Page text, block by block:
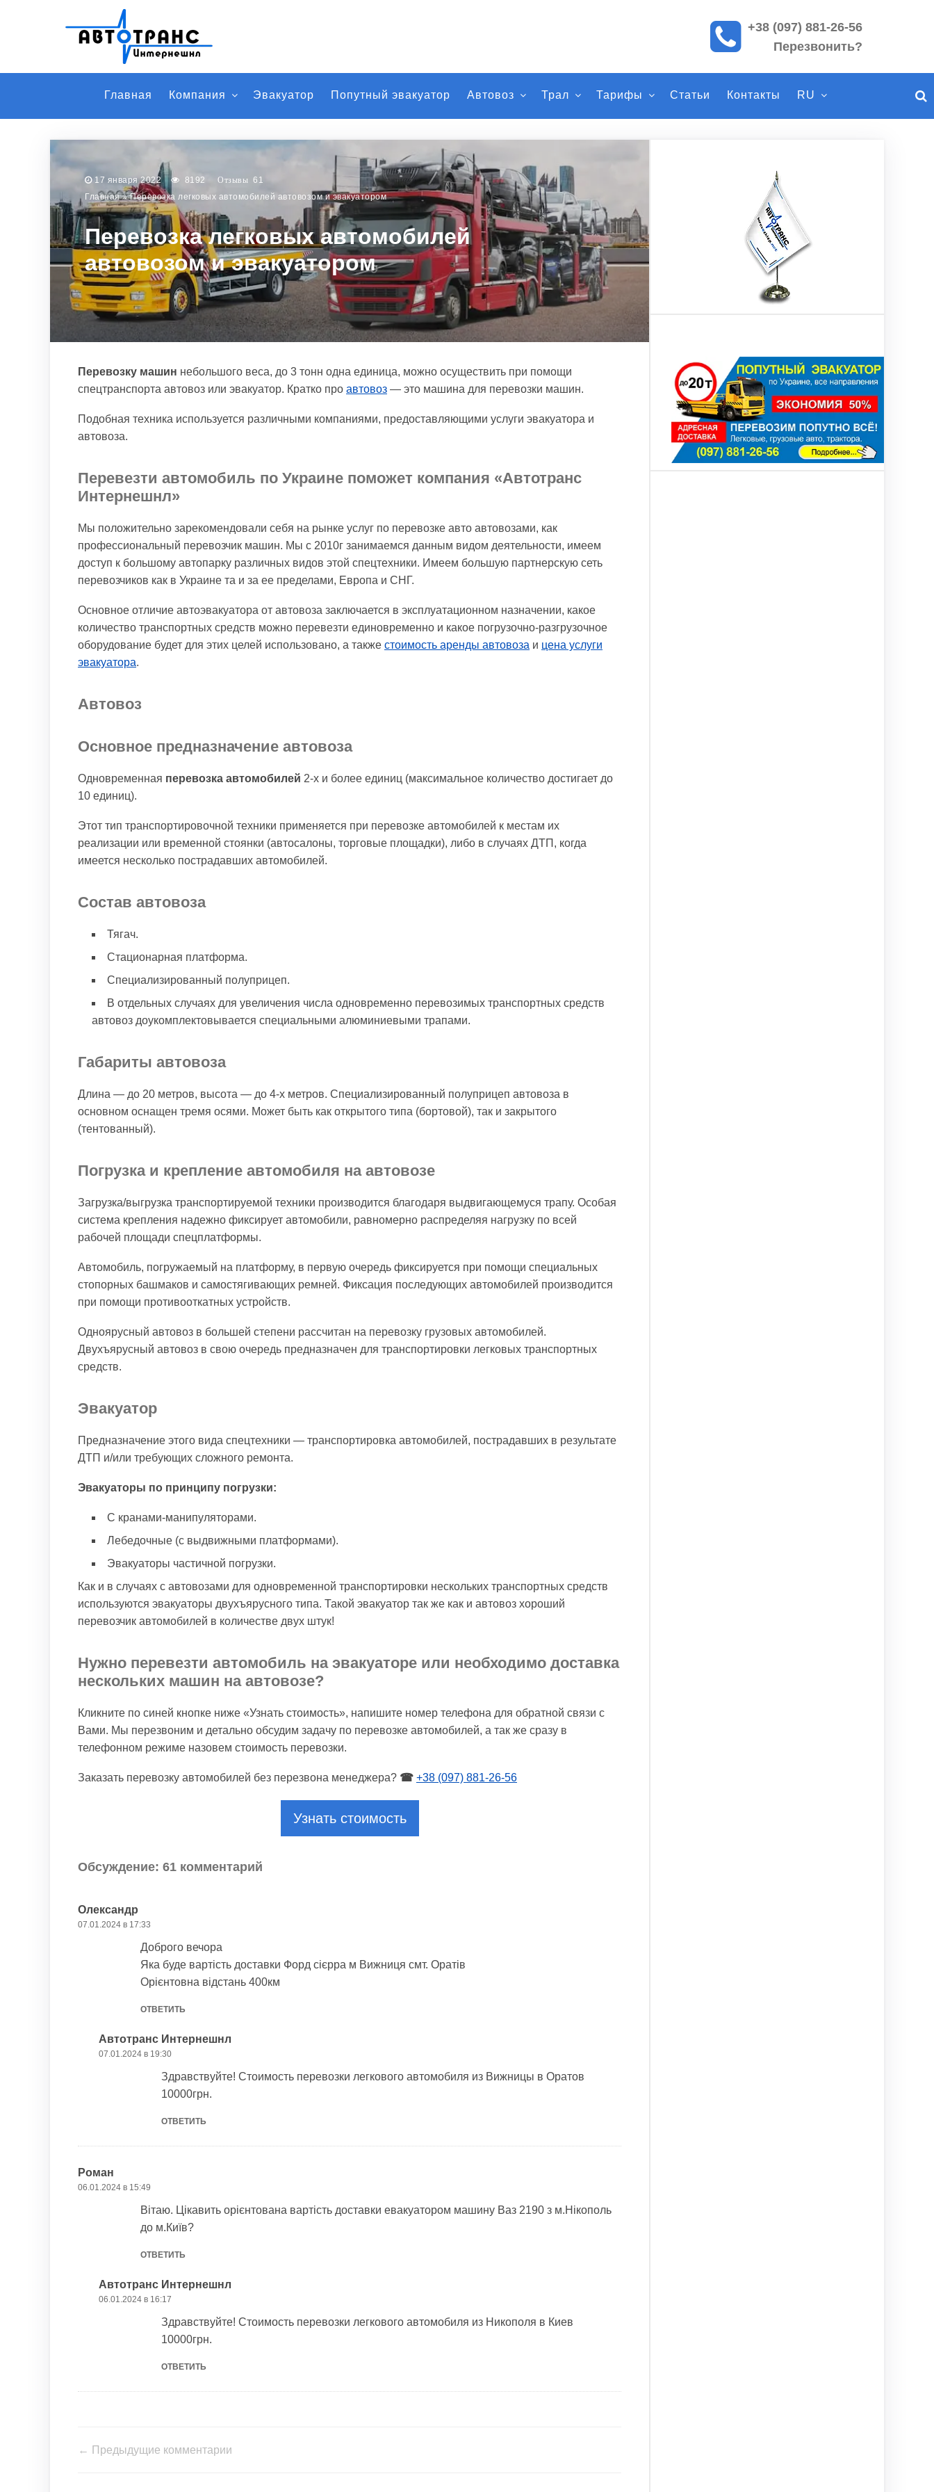
к
п
у
+38 (097) 881-26-56
Перезвонить?
Главная Компания Эвакуатор Попутный эвакуатор Автовоз Трал Тарифы Статьи Контакты RU
17 января 2022 8192
61
Главная»Перевозка легковых автомобилей автовозом и эвакуатором
Перевозка легковых автомобилей
автовозом и эвакуатором
Перевозку машин небольшого веса, до 3 тонн одна единица, можно осуществить при помощи
спецтранспорта автовоз или эвакуатор. Кратко про автовоз — это машина для перевозки машин.
Подобная техника используется различными компаниями, предоставляющими услуги эвакуатора и
автовоза.
Перевезти автомобиль по Украине поможет компания «Автотранс
Интернешнл»
Мы положительно зарекомендовали себя на рынке услуг по перевозке авто автовозами, как
профессиональный перевозчик машин. Мы с 2010г занимаемся данным видом деятельности, имеем
доступ к большому автопарку различных видов этой спецтехники. Имеем большую партнерскую сеть
перевозчиков как в Украине та и за ее пределами, Европа и СНГ.
Основное отличие автоэвакуатора от автовоза заключается в эксплуатационном назначении, какое
количество транспортных средств можно перевезти единовременно и какое погрузочно-разгрузочное
оборудование будет для этих целей использовано, а также стоимость аренды автовоза и цена услуги
эвакуатора.
Автовоз
Основное предназначение автовоза
Одновременная перевозка автомобилей 2-х и более единиц (максимальное количество достигает до
10 единиц).
Этот тип транспортировочной техники применяется при перевозке автомобилей к местам их
реализации или временной стоянки (автосалоны, торговые площадки), либо в случаях ДТП, когда
имеется несколько пострадавших автомобилей.
Состав автовоза
Тягач.
Стационарная платформа.
Специализированный полуприцеп.
В отдельных случаях для увеличения числа одновременно перевозимых транспортных средств
автовоз доукомплектовывается специальными алюминиевыми трапами.
Габариты автовоза
Длина — до 20 метров, высота — до 4-х метров. Специализированный полуприцеп автовоза в
основном оснащен тремя осями. Может быть как открытого типа (бортовой), так и закрытого
(тентованный).
Погрузка и крепление автомобиля на автовозе
Загрузка/выгрузка транспортируемой техники производится благодаря выдвигающемуся трапу. Особая
система крепления надежно фиксирует автомобили, равномерно распределяя нагрузку по всей
рабочей площади спецплатформы.
Автомобиль, погружаемый на платформу, в первую очередь фиксируется при помощи специальных
стопорных башмаков и самостягивающих ремней. Фиксация последующих автомобилей производится
при помощи противооткатных устройств.
Одноярусный автовоз в большей степени рассчитан на перевозку грузовых автомобилей.
Двухъярусный автовоз в свою очередь предназначен для транспортировки легковых транспортных
средств.
Эвакуатор
Предназначение этого вида спецтехники — транспортировка автомобилей, пострадавших в результате
ДТП и/или требующих сложного ремонта.
Эвакуаторы по принципу погрузки:
С кранами-манипуляторами.
Лебедочные (с выдвижными платформами).
Эвакуаторы частичной погрузки.
Как и в случаях с автовозами для одновременной транспортировки нескольких транспортных средств
используются эвакуаторы двухъярусного типа. Такой эвакуатор так же как и автовоз хороший
перевозчик автомобилей в количестве двух штук!
Нужно перевезти автомобиль на эвакуаторе или необходимо доставка
нескольких машин на автовозе?
Кликните по синей кнопке ниже «Узнать стоимость», напишите номер телефона для обратной связи с
Вами. Мы перезвоним и детально обсудим задачу по перевозке автомобилей, а так же сразу в
телефонном режиме назовем стоимость перевозки.
Заказать перевозку автомобилей без перезвона менеджера? ☎ +38 (097) 881-26-56
Узнать стоимость
Обсуждение: 61 комментарий
Олександр
07.01.2024 в 17:33
Доброго вечора
Яка буде вартість доставки Форд сієрра м Вижниця смт. Оратів
Орієнтовна відстань 400км
ОТВЕТИТЬ
Автотранс Интернешнл
07.01.2024 в 19:30
Здравствуйте! Стоимость перевозки легкового автомобиля из Вижницы в Оратов
10000грн.
ОТВЕТИТЬ
Роман
06.01.2024 в 15:49
Вітаю. Цікавить орієнтована вартість доставки евакуатором машину Ваз 2190 з м.Нікополь
до м.Київ?
ОТВЕТИТЬ
Автотранс Интернешнл
06.01.2024 в 16:17
Здравствуйте! Стоимость перевозки легкового автомобиля из Никополя в Киев
10000грн.
ОТВЕТИТЬ
← Предыдущие комментарии